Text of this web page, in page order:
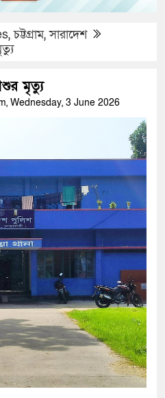
,চট্টগ্রাম,সারাদেশ
মৃত্যু
Wednesday, 3 June 2026